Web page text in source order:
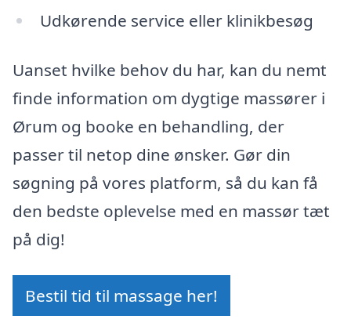
Udkørende service eller klinikbesøg
Uanset hvilke behov du har, kan du nemt
finde information om dygtige massører i
Ørum og booke en behandling, der
passer til netop dine ønsker. Gør din
søgning på vores platform, så du kan få
den bedste oplevelse med en massør tæt
på dig!
Bestil tid til massage her!